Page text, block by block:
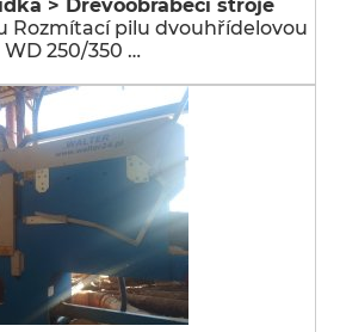
> Dřevoobráběcí stroje
Rozmítací pilu dvouhřídelovou
WD 250/350 …